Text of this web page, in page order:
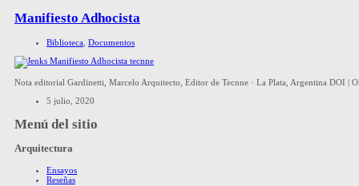
Manifiesto Adhocista
Biblioteca Documentos
Nota editorial Gardinetti, Marcelo Arquitecto, Editor de Tecnne · La Plata, Argentina DOI |
5 julio, 2020
Menú del sitio
Arquitectura
Ensayos
Reseñas